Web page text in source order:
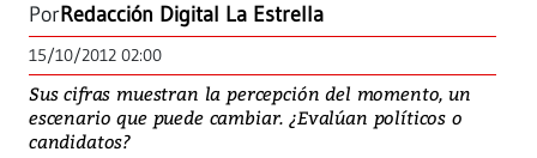
PorRedacción Digital La Estrella
15/10/2012 02:00
Sus cifras muestran la percepción del momento, un
escenario que puede cambiar. ¿Evalúan políticos o
candidatos?